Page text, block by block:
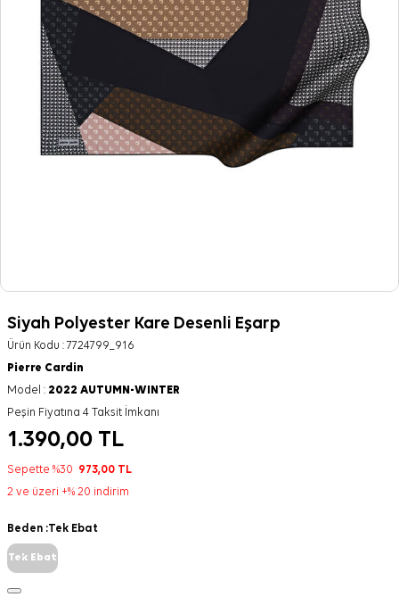
Siyah Polyester Kare Desenli Eşarp
Ürün Kodu :7724799_916
Pierre Cardin
Model : 2022 AUTUMN-WINTER
Peşin Fiyatına 4 Taksit İmkanı
1.390,00 TL
Sepette %30 973,00 TL
2 ve üzeri +% 20 indirim
Beden :Tek Ebat
Tek Ebat